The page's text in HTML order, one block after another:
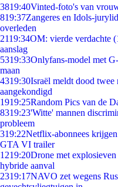
3819:40Vinted-foto's van
819:37Zangeres en Idols-
overleden
2119:34OM: vierde verdachte
aanslag
5319:33Onlyfans-model met
maan
4319:30Israël meldt dood
aangekondigd
1919:25Random Pics van de
8319:23'Witte' mannen
probleem
319:22Netflix-abonnees
GTA VI trailer
1219:20Drone met
hybride aanval
2319:17NAVO zet wegens